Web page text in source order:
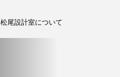
松尾設計室について